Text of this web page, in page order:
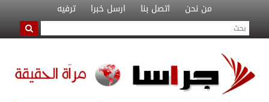
من نحن اتصل بنا ارسل خبرا ترفيه